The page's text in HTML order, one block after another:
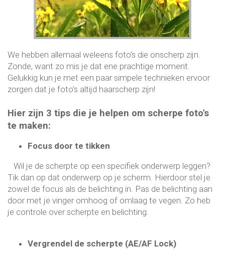
We hebben allemaal weleens foto’s die onscherp zijn.
Zonde, want zo mis je dat ene prachtige moment.
Gelukkig kun je met een paar simpele technieken ervoor
zorgen dat je foto’s altijd haarscherp zijn!
Hier zijn 3 tips die je helpen om scherpe foto's
te maken:
Focus door te tikken
Wil je de scherpte op een specifiek onderwerp leggen?
Tik dan op dat onderwerp op je scherm. Hierdoor stel je
zowel de focus als de belichting in. Pas de belichting aan
door met je vinger omhoog of omlaag te vegen. Zo heb
je controle over scherpte en belichting.
Vergrendel de scherpte (AE/AF Lock)